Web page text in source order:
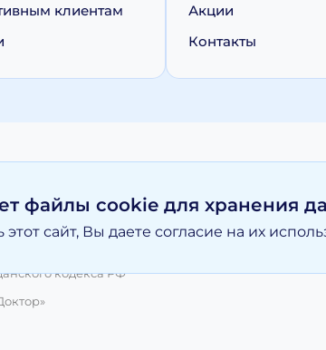
клиентам
Акции
Контакты
материалов, размещенных на moy-doktor.org
ни при каких условиях информационные
кодекса РФ
файлы cookie для хранения
сайт, Вы даете согласие на их